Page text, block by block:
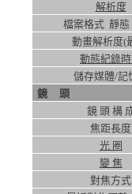
解析度
檔案格式 靜態
動畫解析度(
動態紀錄時
儲存媒體/記
鏡 頭
鏡 頭 構
焦距長度
光 圈
變 焦
對焦方式